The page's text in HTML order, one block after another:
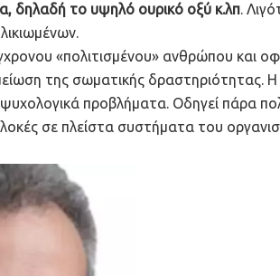
δηλαδή το υψηλό ουρικό οξύ κ.λπ.
«πολιτισμένου» ανθρώπου και
της σωματικής δραστηριότητας. Η
προβλήματα. Οδηγεί πάρα
σε πλείστα συστήματα του